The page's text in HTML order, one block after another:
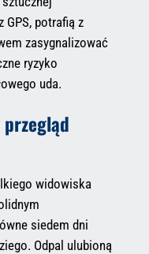
GPS, potrafią z
zasygnalizować
ryzyko
uda.
widowiska
siedem dni
Odpal ulubioną